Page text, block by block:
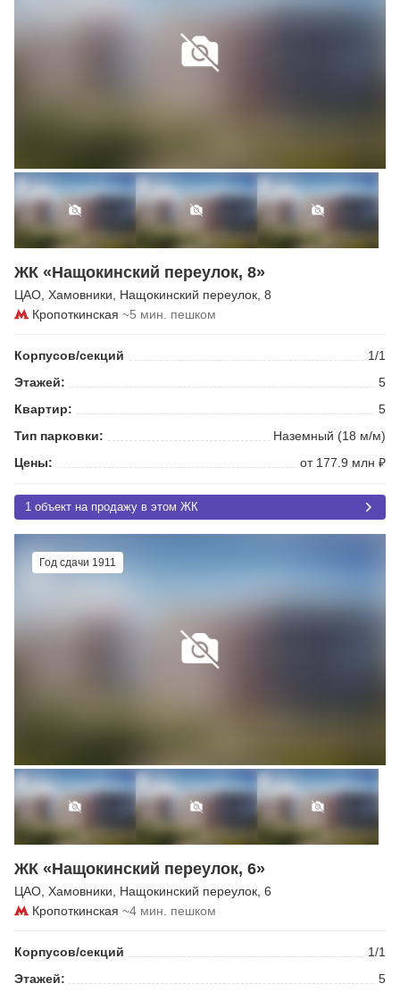
ЖК «Нащокинский переулок, 8»
ЦАО Хамовники Нащокинский переулок , 8
Кропоткинская ~5 мин. пешком
Корпусов/секций
1/1
Этажей:
5
Квартир:
5
Тип парковки:
Наземный (18 м/м)
Цены:
от 177.9 млн ₽
1 объект на продажу в этом ЖК
Год сдачи 1911
ЖК «Нащокинский переулок, 6»
ЦАО, Хамовники, Нащокинский переулок, 6
Кропоткинская ~4 мин. пешком
Корпусов/секций
1/1
Этажей:
5